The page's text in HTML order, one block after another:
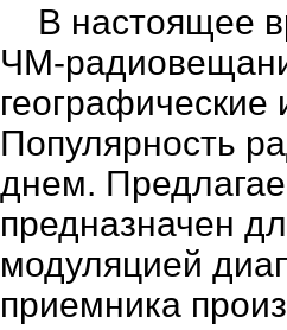
В настоящее
ЧМ-
Популярность
днем.
предназначен
модуляцией
приемника